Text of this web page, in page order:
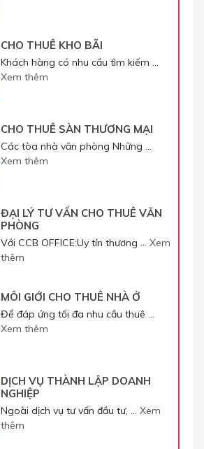
CHO THUÊ KHO BÃI
Khách hàng có nhu cầu tìm kiếm …
Xem thêm
CHO THUÊ SÀN THƯƠNG MẠI
Các tòa nhà văn phòng Những …
Xem thêm
ĐẠI LÝ TƯ VẤN CHO THUÊ VĂN
PHÒNG
Với CCB OFFICE:Uy tín thương … Xem
thêm
MÔI GIỚI CHO THUÊ NHÀ Ở
Để đáp ứng tối đa nhu cầu thuê …
Xem thêm
DỊCH VỤ THÀNH LẬP DOANH
NGHIỆP
Ngoài dịch vụ tư vấn đầu tư, … Xem
thêm